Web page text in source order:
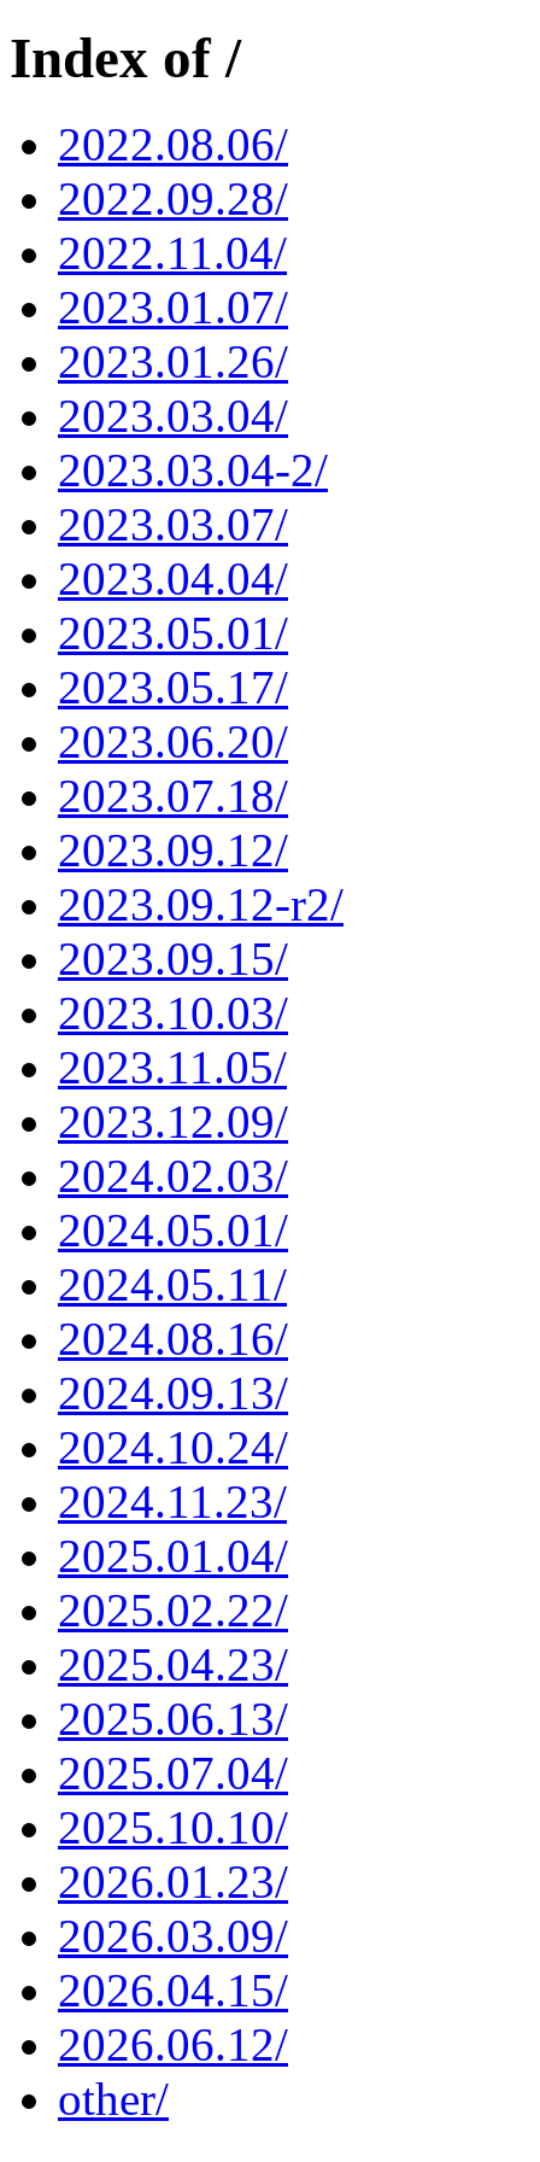
Index of /
2022.08.06/
2022.09.28/
2022.11.04/
2023.01.07/
2023.01.26/
2023.03.04/
2023.03.04-2/
2023.03.07/
2023.04.04/
2023.05.01/
2023.05.17/
2023.06.20/
2023.07.18/
2023.09.12/
2023.09.12-r2/
2023.09.15/
2023.10.03/
2023.11.05/
2023.12.09/
2024.02.03/
2024.05.01/
2024.05.11/
2024.08.16/
2024.09.13/
2024.10.24/
2024.11.23/
2025.01.04/
2025.02.22/
2025.04.23/
2025.06.13/
2025.07.04/
2025.10.10/
2026.01.23/
2026.03.09/
2026.04.15/
2026.06.12/
other/